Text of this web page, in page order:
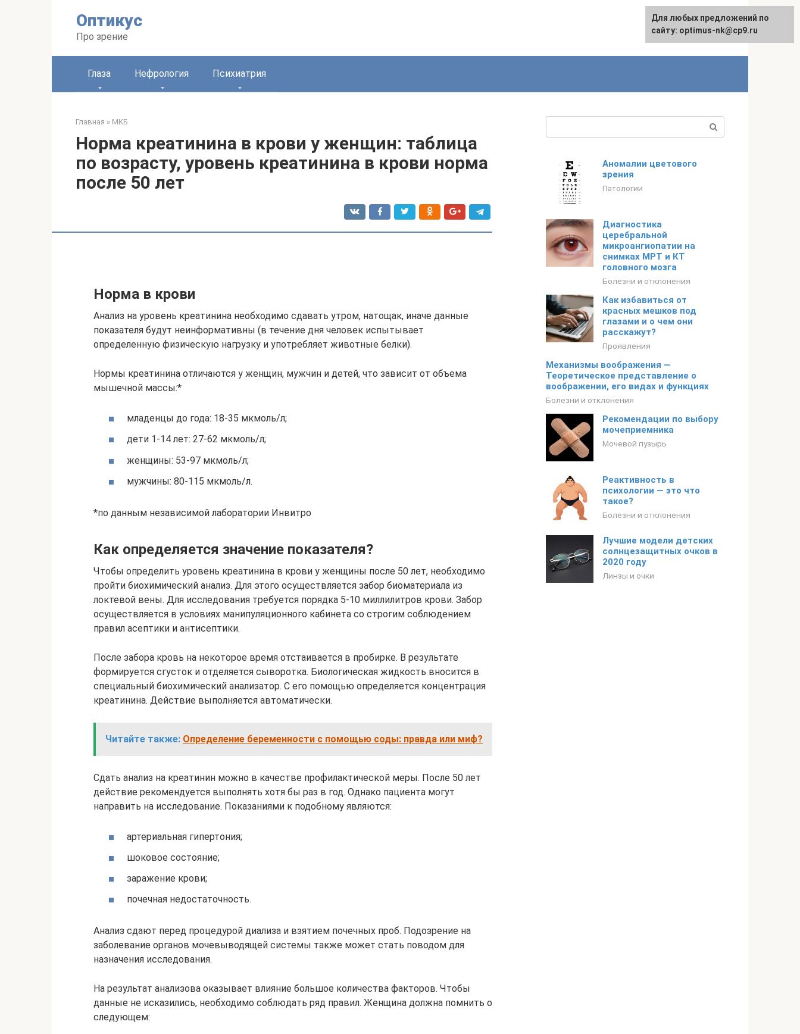
Оптикус
Про зрение
English
Глаза Нефрология Психиатрия
Главная » МКБ
Норма креатинина в крови у женщин: таблица
по возрасту, уровень креатинина в крови норма
после 50 лет
Норма в крови
Анализ на уровень креатинина необходимо сдавать утром, натощак, иначе данные
показателя будут неинформативны (в течение дня человек испытывает
определенную физическую нагрузку и употребляет животные белки).
Нормы креатинина отличаются у женщин, мужчин и детей, что зависит от объема
мышечной массы:*
младенцы до года: 18-35 мкмоль/л;
дети 1-14 лет: 27-62 мкмоль/л;
женщины: 53-97 мкмоль/л;
мужчины: 80-115 мкмоль/л.
*по данным независимой лаборатории Инвитро
Как определяется значение показателя?
Чтобы определить уровень креатинина в крови у женщины после 50 лет, необходимо
пройти биохимический анализ. Для этого осуществляется забор биоматериала из
локтевой вены. Для исследования требуется порядка 5-10 миллилитров крови. Забор
осуществляется в условиях манипуляционного кабинета со строгим соблюдением
правил асептики и антисептики.
После забора кровь на некоторое время отстаивается в пробирке. В результате
формируется сгусток и отделяется сыворотка. Биологическая жидкость вносится в
специальный биохимический анализатор. С его помощью определяется концентрация
креатинина. Действие выполняется автоматически.
Читайте также: Определение беременности с помощью соды: правда или миф?
Сдать анализ на креатинин можно в качестве профилактической меры. После 50 лет
действие рекомендуется выполнять хотя бы раз в год. Однако пациента могут
направить на исследование. Показаниями к подобному являются:
артериальная гипертония;
шоковое состояние;
заражение крови;
почечная недостаточность.
Анализ сдают перед процедурой диализа и взятием почечных проб. Подозрение на
заболевание органов мочевыводящей системы также может стать поводом для
назначения исследования.
На результат анализова оказывает влияние большое количества факторов. Чтобы
данные не исказились, необходимо соблюдать ряд правил. Женщина должна помнить о
следующем:
Аномалии цветового
зрения
Патологии
Диагностика
церебральной
микроангиопатии на
снимках МРТ и КТ
головного мозга
Болезни и отклонения
Как избавиться от
красных мешков под
глазами и о чем они
расскажут?
Проявления
Механизмы воображения —
Теоретическое представление о
воображении, его видах и функциях
Болезни и отклонения
Рекомендации по выбору
мочеприемника
Мочевой пузырь
Реактивность в
психологии — это что
такое?
Болезни и отклонения
Лучшие модели детских
солнцезащитных очков в
2020 году
Линзы и очки
Для любых предложений по
сайту: optimus-nk@cp9.ru